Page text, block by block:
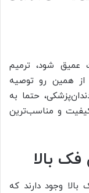
عمیق شود، ترمیم
همین رو توصیه
حتما به
و مناسب‌ترین
بالا
وجود دارند که